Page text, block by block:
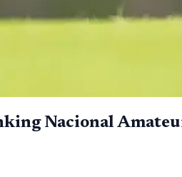
Nacional